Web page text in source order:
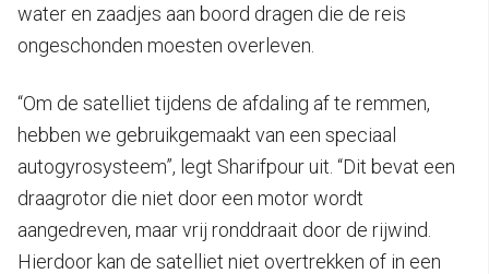
water en zaadjes aan boord dragen die de reis
ongeschonden moesten overleven.
“Om de satelliet tijdens de afdaling af te remmen,
hebben we gebruikgemaakt van een speciaal
autogyrosysteem”, legt Sharifpour uit. “Dit bevat een
draagrotor die niet door een motor wordt
aangedreven, maar vrij ronddraait door de rijwind.
Hierdoor kan de satelliet niet overtrekken of in een